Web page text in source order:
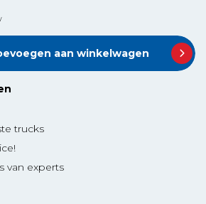
aan winkelwagen
trucks
van experts